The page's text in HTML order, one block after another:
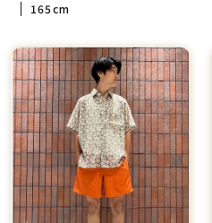
165cm